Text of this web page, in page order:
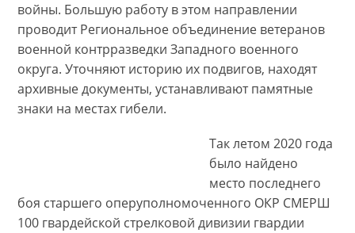
войны. Большую работу в этом направлении
проводит Региональное объединение ветеранов
военной контрразведки Западного военного
округа. Уточняют историю их подвигов, находят
архивные документы, устанавливают памятные
знаки на местах гибели.
Так летом 2020 года
было найдено
место последнего
боя старшего оперуполномоченного ОКР СМЕРШ
100 гвардейской стрелковой дивизии гвардии